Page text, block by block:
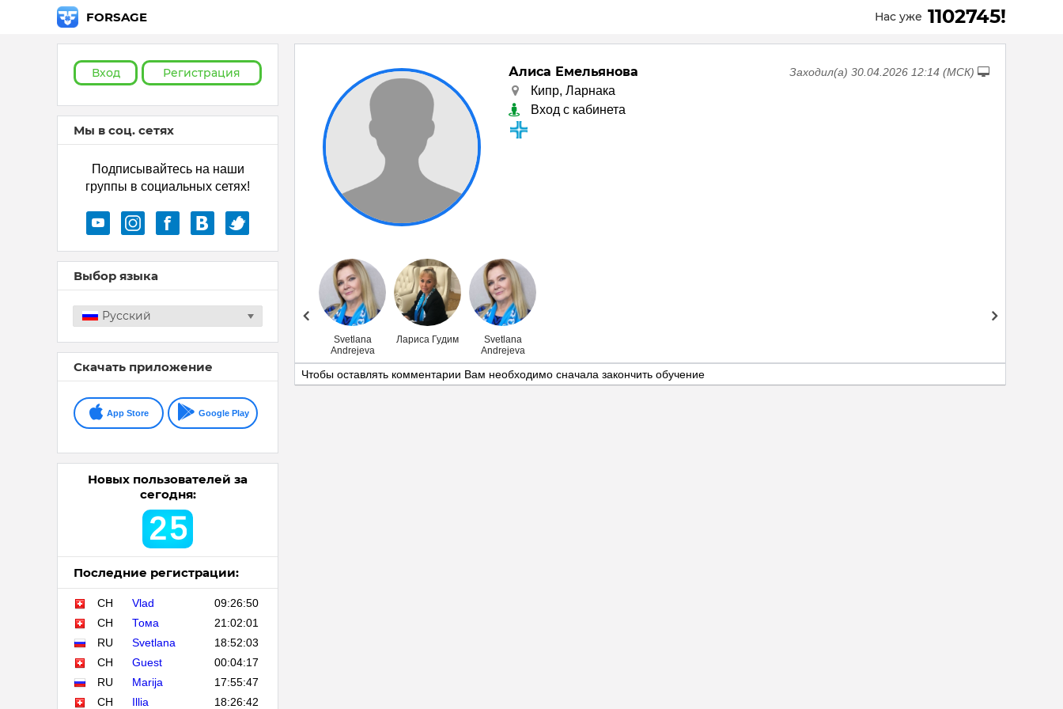
FORSAGE Нас уже 1102745!
Вход Регистрация
Мы в соц. сетях
Подписывайтесь на наши
группы в социальных сетях!
Выбор языка
Русский
Скачать приложение
App Store Google Play
Новых пользователей за
сегодня:
25
Последние регистрации:
CH Vlad
09:26:50
CH
Тома
21:02:01
RU
Svetlana
18:52:03
CH
Guest
00:04:17
RU
Marija
17:55:47
CH
Illia 18:26:42
Заходил(а) 30.04.2026 12:14 (МСК)
Алиса Емельянова
Кипр, Ларнака
Вход с кабинета
Лариса Гудим
Svetlana
Andrejeva
Лариса Гудим
Svetlana
Andrejeva
Чтобы оставлять комментарии Вам необходимо сначала закончить обучение